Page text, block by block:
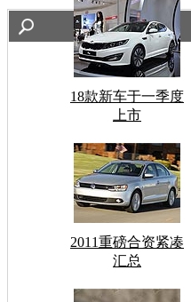
18款新车于一季度
上市
2011重磅合资紧凑
汇总